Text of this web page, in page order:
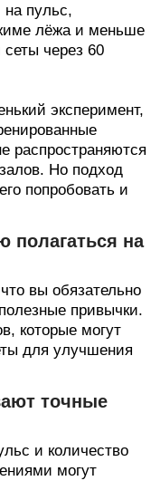
на пульс,
лёжа и меньше
сеты через 60
эксперимент,
распространяются
Но подход
попробовать и
полагаться на
вы обязательно
привычки.
которые могут
для улучшения
точные
и количество
могут